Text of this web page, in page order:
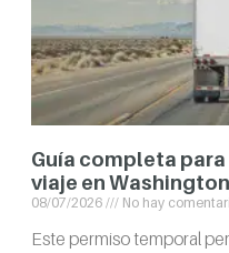
Guía completa
viaje en Washington
08/07/2026 No hay
Este permiso temporal